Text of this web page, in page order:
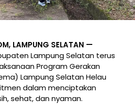
LAMPUNG SELATAN —
Lampung Selatan terus
Program Gerakan
Lampung Selatan Helau
dalam menciptakan
sehat, dan nyaman.